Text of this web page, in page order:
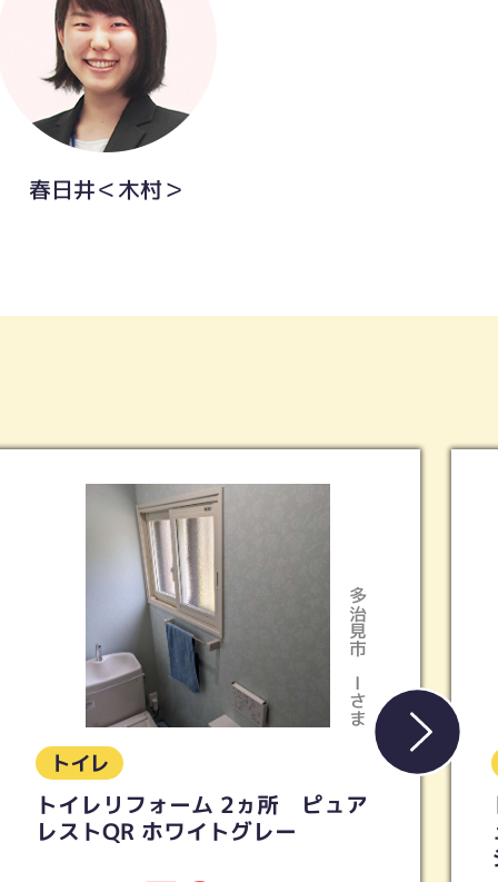
春日井＜木村＞
多治見市
Kさま
トイレ
トイレリフォーム 【TOTO】ピ
ュアレストQR ウォシュレットS